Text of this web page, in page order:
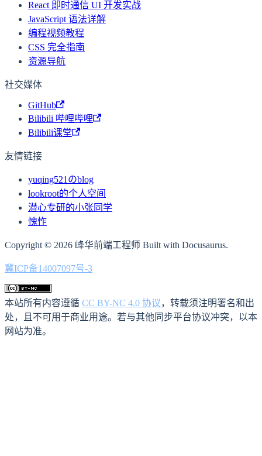
React 即时通信 UI 开发实战
JavaScript 语法详解
编程视频教程
CSS 完全指南
资源导航
社交媒体
GitHub
Bilibili 哔哩哔哩
Bilibili课堂
友情链接
yuqing521のblog
lookroot的个人空间
潜心专研的小张同学
愧怍
Copyright © 2026 峰华前端工程师 Built with Docusaurus.
冀ICP备14007097号-3
本站所有内容遵循 CC BY-NC 4.0 协议，转载须注明署名和出
处，且不可用于商业用途。若与其他同步平台协议冲突，以本
网站为准。